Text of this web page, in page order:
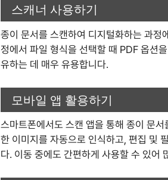
스캐너 사용하기
종이 문서를 스캔하여 디지털화하는 과정
정에서 파일 형식을 선택할 때 PDF 옵션
유하는 데 매우 유용합니다.
모바일 앱 활용하기
스마트폰에서도 스캔 앱을 통해 종이 문
한 이미지를 자동으로 인식하고, 편집 및
다. 이동 중에도 간편하게 사용할 수 있어